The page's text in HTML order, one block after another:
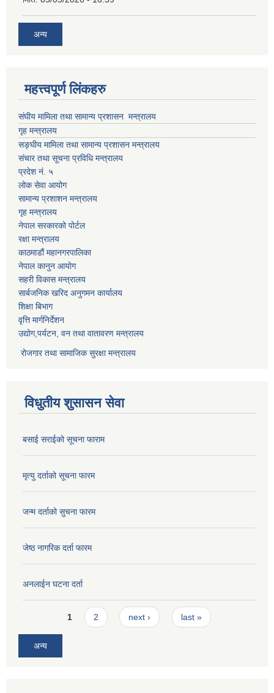
अन्य
महत्त्वपूर्ण लिंकहरु
संघीय मामिला तथा सामान्य प्रशासन मन्त्रालय
गृह मन्त्रालय
सङ्घीय मामिला तथा सामान्य प्रशासन मन्त्रालय
संचार तथा सूचना प्रविधि मन्त्रालय
प्रदेश नं. ५
लोक सेवा आयोग
सामान्य प्रशाशन मन्त्रालय
गृह मन्त्रालय
नेपाल सरकारको पोर्टल
रक्षा मन्त्रालय
काठमाडौं महानगरपालिका
नेपाल कानुन आयोग
सहरी विकास मन्त्रालय
सार्बजनिक खरिद अनुगमन कार्यालय
शिक्षा बिभाग
वृत्ति मार्गनिर्देशन
उद्योग,पर्यटन, वन तथा वातावरण मन्त्रालय
रोजगार तथा सामाजिक सुरक्षा मन्त्रालय
विधुतीय शुसासन सेवा
बसाई सराईको सूचना फाराम
मृत्यु दर्ताको सूचना फारम
जन्म दर्ताको सुचना फारम
जेष्ठ नागरिक दर्ता फारम
अनलाईन घटना दर्ता
Pages1 2 next › last »
अन्य